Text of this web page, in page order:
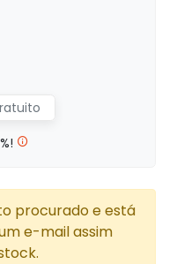
procurado e está
e-mail assim